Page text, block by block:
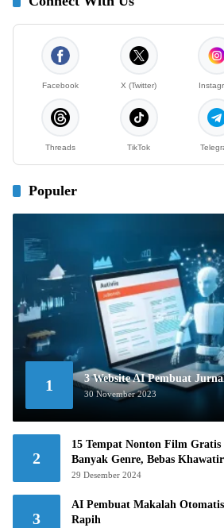
Facebook X (Twitter)
Threads TikTok
Populer
1 3 Website AI Pembuat
30 November 2023
2
15 Tempat Nonton Film Gratis
Banyak Genre, Bebas
29 Desember 2024
3
AI Pembuat Makalah
Rapih